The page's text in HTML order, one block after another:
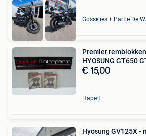
Gosselies + Partie De
Premier
HYOSUNG GT650
€ 15,00
Hapert
Hyosung GV125X -